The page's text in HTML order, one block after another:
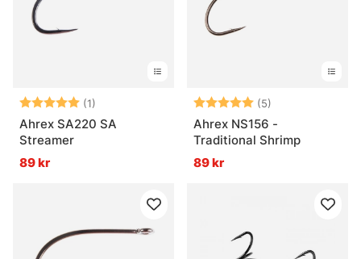
Betyg: (1)
5.0 utav 5 stjärnor
Ahrex SA220 SA
Streamer
89 kr
Betyg: (5)
Ahrex NS156 -
Traditional Shrimp
89 kr